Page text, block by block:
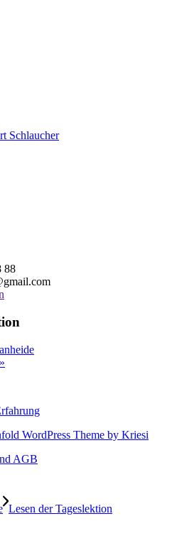
Schlaucher
88
»
WordPress Theme by Kriesi
AGB
Lesen der Tageslektion